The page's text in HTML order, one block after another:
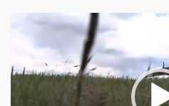
Видеоплеер